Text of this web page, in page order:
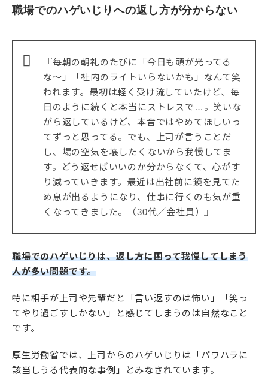
職場でのハゲいじりへの返し方が分からない
『毎朝の朝礼のたびに「今日も頭が光ってる
な〜」「社内のライトいらないかも」なんて笑
われます。最初は軽く受け流していたけど、毎
日のように続くと本当にストレスで…。笑いな
がら返しているけど、本音ではやめてほしいっ
てずっと思ってる。でも、上司が言うことだ
し、場の空気を壊したくないから我慢してま
す。どう返せばいいのか分からなくて、心がす
り減っていきます。最近は出社前に鏡を見てた
め息が出るようになり、仕事に行くのも気が重
くなってきました。（30代／会社員）』
職場でのハゲいじりは、返し方に困って我慢してしまう
人が多い問題です。
特に相手が上司や先輩だと「言い返すのは怖い」「笑っ
てやり過ごすしかない」と感じてしまうのは自然なこと
です。
厚生労働省では、上司からのハゲいじりは「パワハラに
該当しうる代表的な事例」とみなされています。